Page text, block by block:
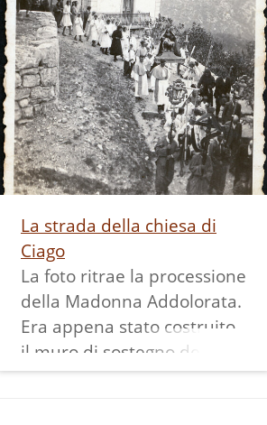
La strada della chiesa di
Ciago
La foto ritrae la processione
della Madonna Addolorata.
Era appena stato costruito
il muro di sostegno del
piazzale della chiesa e la